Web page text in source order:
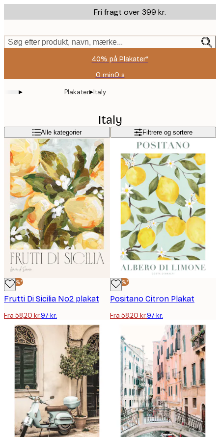
to
content.
Fri fragt over 399 kr.
Søg efter produkt, navn, mærke...
40% på Plakater*
0 min0 s
Gyldig
09
▸ Plakater▸Italy
Italy
Alle kategorier Filtrere og sortere
-40%*
Frutti Di Sicilia No2 plakat
Fra 58,20 kr.97 kr.
-40%*
Positano Citron Plakat
Fra 58,20 kr.97 kr.